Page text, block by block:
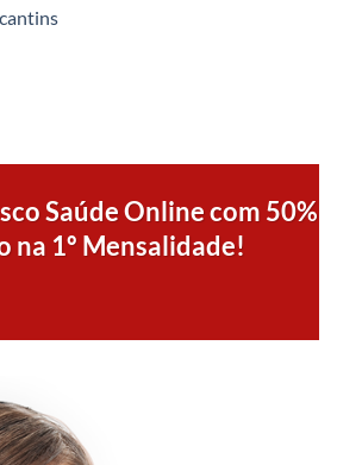
Saúde Online com 50%
na 1º Mensalidade!